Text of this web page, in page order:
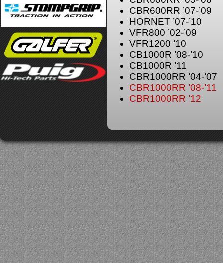
CBR600RR ’07-’09
HORNET ’07-’10
VFR800 ’02-’09
VFR1200 ’10
CB1000R ’08-’10
CB1000R ’11
CBR1000RR ’04-’07
CBR1000RR ’08-’11
CBR1000RR ’12